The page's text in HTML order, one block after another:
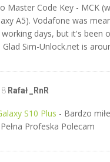
Master Code Key - MCK
A5). Vodafone was
days, but it's been
Sim-Unlock.net is
Rafał _RnR
S10 Plus - Bardzo
Profeska Polecam